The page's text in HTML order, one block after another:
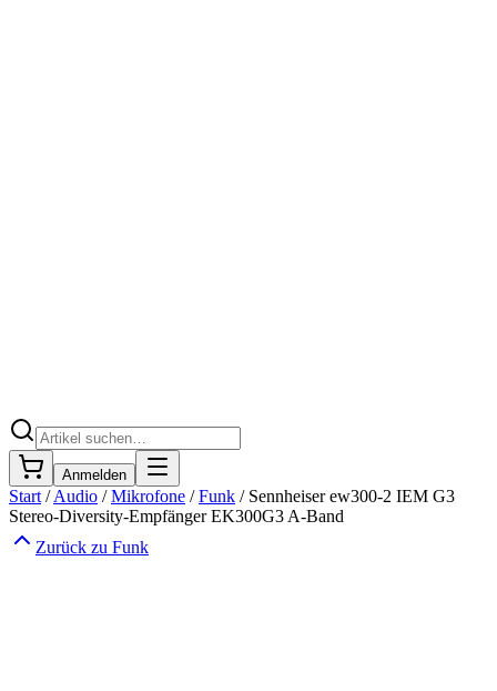
Anmelden
Start /Audio /Mikrofone /Funk / Sennheiser ew300-2 IEM G3
Stereo-Diversity-Empfänger EK300G3 A-Band
Zurück zu Funk